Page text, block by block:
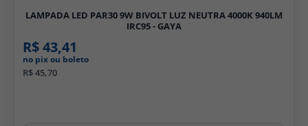
LAMPADA LED PAR30 9W BIVOLT LUZ NEUTRA 4000K 940LM
IRC95 - GAYA
R$ 43,41
no pix ou boleto
R$ 45,70